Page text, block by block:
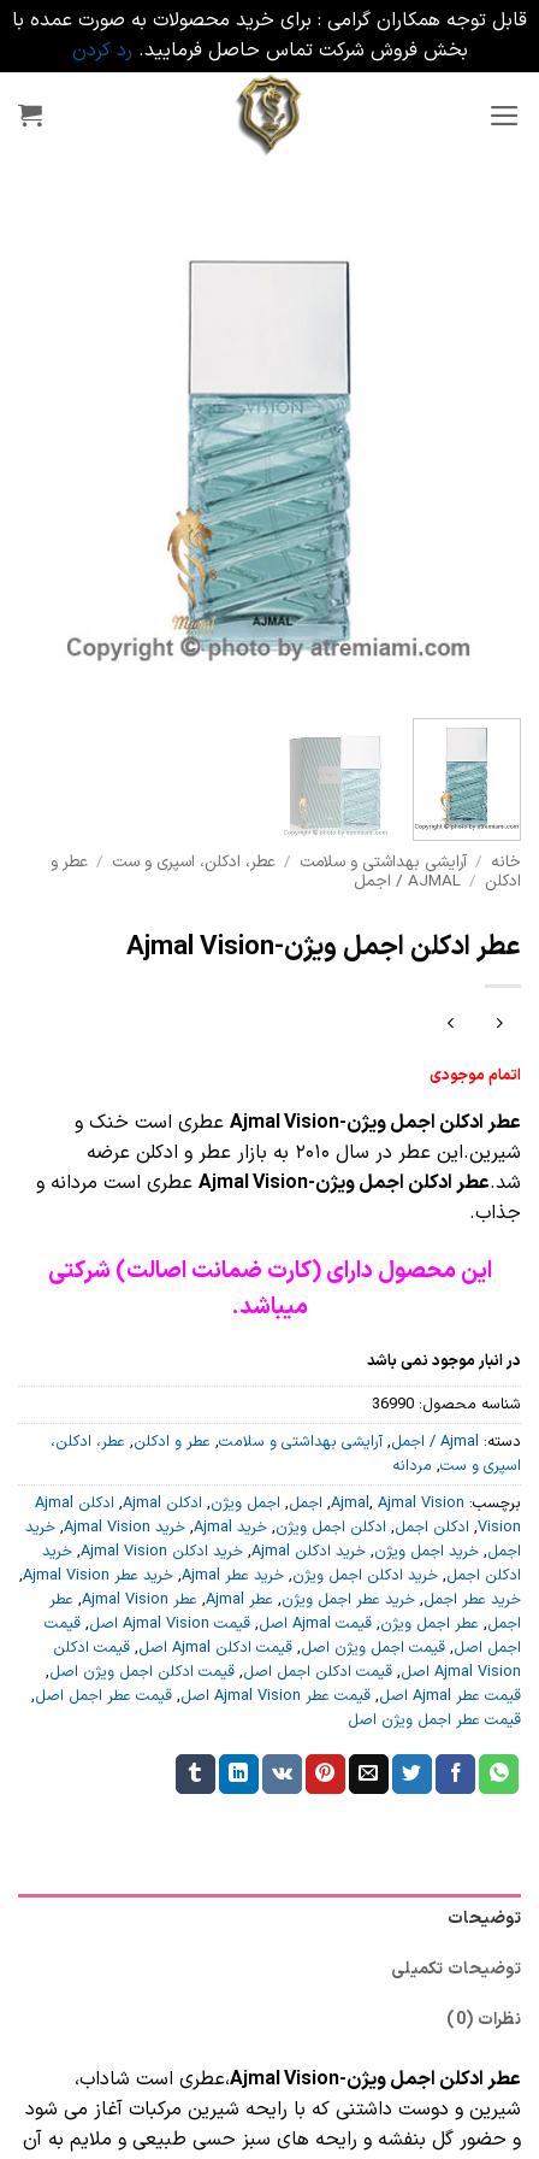
قابل توجه همکاران گرامی : برای خرید محصولات به صورت عمده با
بخش فروش شرکت تماس حاصل فرمایید. رد کردن
خانه / آرایشی بهداشتی و سلامت / عطر، ادکلن، اسپری و ست / عطر و
ادکلن / AJMAL / اجمل
عطر ادکلن اجمل ویژن-Ajmal Vision
اتمام موجودی
عطر ادکلن اجمل ویژن-Ajmal Vision
عطری است خنک و
شیرین.این عطر در سال ۲۰۱۰ به بازار عطر و ادکلن عرضه
شد.عطر ادکلن اجمل ویژن-Ajmal Vision
عطری است مردانه و
جذاب.
این محصول دارای (کارت ضمانت اصالت) شرکتی
میباشد.
در انبار موجود نمی باشد
شناسه محصول: 36990
دسته: Ajmal / اجمل , آرایشی بهداشتی و سلامت, عطر و ادکلن, عطر، ادکلن،
اسپری و ست, مردانه
برچسب:
Ajmal, Ajmal Vision
, اجمل, اجمل ویژن, ادکلن Ajmal ,
ادکلن Ajmal
Vision
, ادکلن اجمل, ادکلن اجمل ویژن, خرید Ajmal , خرید Ajmal Vision , خرید
اجمل, خرید اجمل ویژن, خرید ادکلن Ajmal , خرید ادکلن Ajmal Vision , خرید
ادکلن اجمل, خرید ادکلن اجمل ویژن, خرید عطر Ajmal , خرید عطر Ajmal Vision
,
خرید عطر اجمل, خرید عطر اجمل ویژن, عطر Ajmal , عطر Ajmal Vision , عطر
اجمل, عطر اجمل ویژن, قیمت Ajmal اصل , قیمت Ajmal Vision اصل , قیمت
اجمل اصل, قیمت اجمل ویژن اصل, قیمت ادکلن Ajmal اصل , قیمت ادکلن
Ajmal Vision اصل
, قیمت ادکلن اجمل اصل, قیمت ادکلن اجمل ویژن اصل,
قیمت عطر Ajmal اصل
, قیمت عطر Ajmal Vision اصل , قیمت عطر اجمل اصل,
قیمت عطر اجمل ویژن اصل
توضیحات
توضیحات تکمیلی
نظرات (0)
عطر ادکلن اجمل ویژن-Ajmal Vision
،عطری است شاداب،
شیرین و دوست داشتنی که با رایحه شیرین مرکبات آغاز می شود
و حضور گل بنفشه و رایحه های سبز حسی طبیعی و ملایم به آن